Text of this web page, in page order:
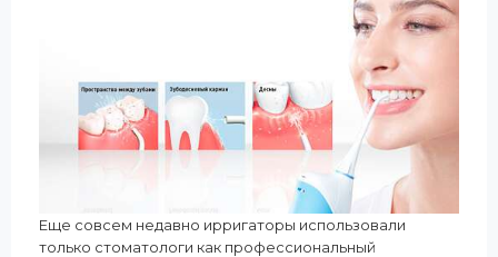
Еще совсем недавно ирригаторы использовали
только стоматологи как профессиональный